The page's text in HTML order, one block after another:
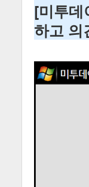
[미투데
하고 의